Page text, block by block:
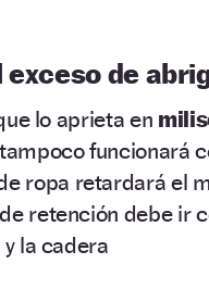
de
lo aprieta en
tampoco funcionará
ropa retardará el
de retención debe ir
la cadera